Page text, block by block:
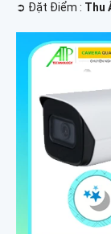
️➲ Đặt Điểm : Thu